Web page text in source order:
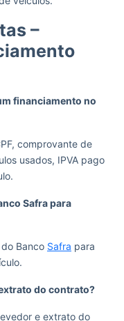
–
financiamento no
comprovante de
usados, IPVA pago
Safra para
Banco Safra para
do contrato?
e extrato do